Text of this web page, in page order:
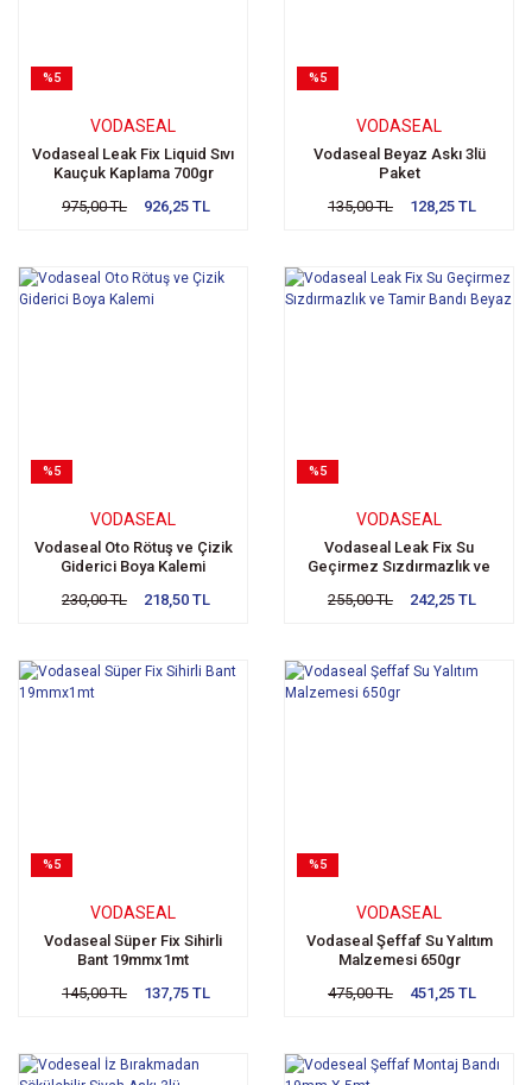
%5
VODASEAL
Vodaseal Leak Fix Liquid Sıvı
Kauçuk Kaplama 700gr
975,00 TL
926,25 TL
%5
VODASEAL
Vodaseal Beyaz Askı 3lü
Paket
135,00 TL
128,25 TL
%5
VODASEAL
Vodaseal Oto Rötuş ve Çizik
Giderici Boya Kalemi
230,00 TL
218,50 TL
%5
VODASEAL
Vodaseal Leak Fix Su
Geçirmez Sızdırmazlık ve
255,00 TL
242,25 TL
%5
VODASEAL
Vodaseal Süper Fix Sihirli
Bant 19mmx1mt
145,00 TL
137,75 TL
%5
VODASEAL
Vodaseal Şeffaf Su Yalıtım
Malzemesi 650gr
475,00 TL
451,25 TL